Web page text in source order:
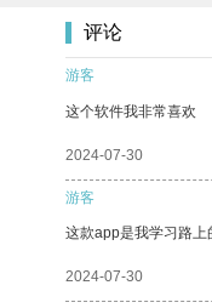
评论
游客
这个软件我非常喜欢
2024-07-30
游客
这款app是我学习路上
2024-07-30